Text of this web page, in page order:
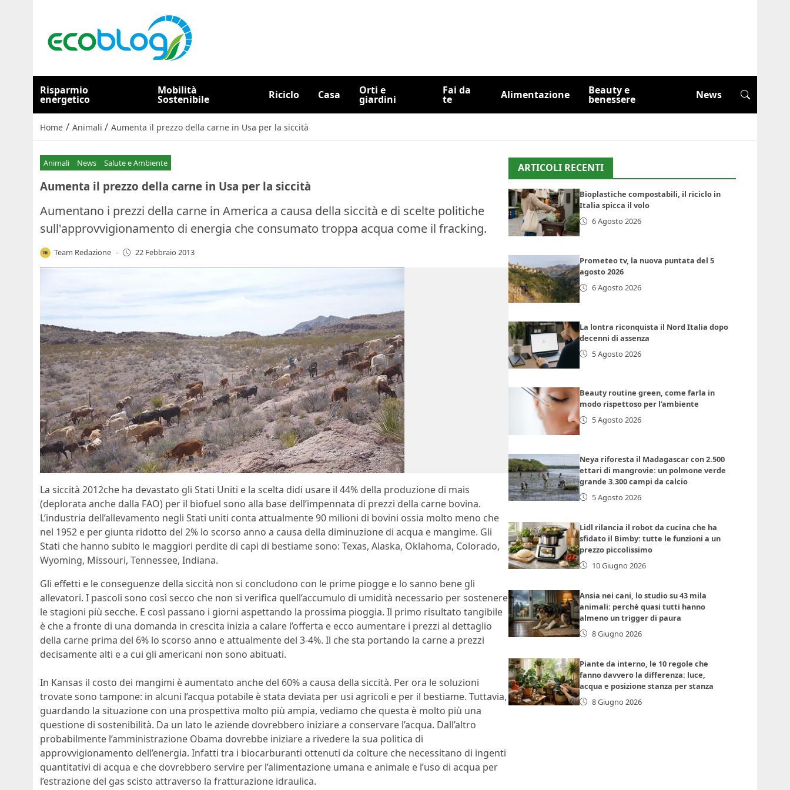
Risparmio
energetico
Mobilità
Sostenibile Riciclo Casa Orti e
giardini
Fai da
te Alimentazione Beauty e
benessere News
Home / Animali / Aumenta il prezzo della carne in Usa per la siccità
Animali News Salute e Ambiente
Aumenta il prezzo della carne in Usa per la siccità
Aumentano i prezzi della carne in America a causa della siccità e di scelte politiche
sull'approvvigionamento di energia che consumato troppa acqua come il fracking.
Team Redazione - 22 Febbraio 2013
La siccità 2012che ha devastato gli Stati Uniti e la scelta didi usare il 44% della produzione di mais
(deplorata anche dalla FAO) per il biofuel sono alla base dell’impennata di prezzi della carne bovina.
L’industria dell’allevamento negli Stati uniti conta attualmente 90 milioni di bovini ossia molto meno che
nel 1952 e per giunta ridotto del 2% lo scorso anno a causa della diminuzione di acqua e mangime. Gli
Stati che hanno subito le maggiori perdite di capi di bestiame sono: Texas, Alaska, Oklahoma, Colorado,
Wyoming, Missouri, Tennessee, Indiana.
Gli effetti e le conseguenze della siccità non si concludono con le prime piogge e lo sanno bene gli
allevatori. I pascoli sono così secco che non si verifica quell’accumulo di umidità necessario per sostenere
le stagioni più secche. E così passano i giorni aspettando la prossima pioggia. Il primo risultato tangibile
è che a fronte di una domanda in crescita inizia a calare l’offerta e ecco aumentare i prezzi al dettaglio
della carne prima del 6% lo scorso anno e attualmente del 3-4%. Il che sta portando la carne a prezzi
decisamente alti e a cui gli americani non sono abituati.
In Kansas il costo dei mangimi è aumentato anche del 60% a causa della siccità. Per ora le soluzioni
trovate sono tampone: in alcuni l’acqua potabile è stata deviata per usi agricoli e per il bestiame. Tuttavia,
guardando la situazione con una prospettiva molto più ampia, vediamo che questa è molto più una
questione di sostenibilità. Da un lato le aziende dovrebbero iniziare a conservare l’acqua. Dall’altro
probabilmente l’amministrazione Obama dovrebbe iniziare a rivedere la sua politica di
approvvigionamento dell’energia. Infatti tra i biocarburanti ottenuti da colture che necessitano di ingenti
quantitativi di acqua e che dovrebbero servire per l’alimentazione umana e animale e l’uso di acqua per
l’estrazione del gas scisto attraverso la fratturazione idraulica.
ARTICOLI RECENTI
Bioplastiche compostabili, il riciclo in
Italia spicca il volo
6 Agosto 2026
Prometeo tv, la nuova puntata del 5
agosto 2026
6 Agosto 2026
La lontra riconquista il Nord Italia dopo
decenni di assenza
5 Agosto 2026
Beauty routine green, come farla in
modo rispettoso per l’ambiente
5 Agosto 2026
Neya riforesta il Madagascar con 2.500
ettari di mangrovie: un polmone verde
grande 3.300 campi da calcio
5 Agosto 2026
Lidl rilancia il robot da cucina che ha
sfidato il Bimby: tutte le funzioni a un
prezzo piccolissimo
10 Giugno 2026
Ansia nei cani, lo studio su 43 mila
animali: perché quasi tutti hanno
almeno un trigger di paura
8 Giugno 2026
Piante da interno, le 10 regole che
fanno davvero la differenza: luce,
acqua e posizione stanza per stanza
8 Giugno 2026